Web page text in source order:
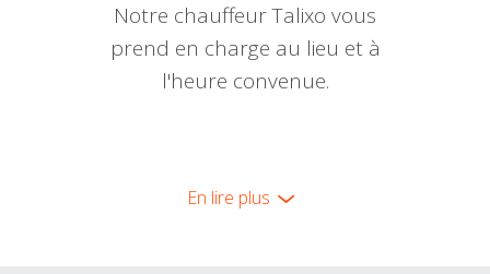
Notre chauffeur Talixo vous
prend en charge au lieu et à
l'heure convenue.
En lire plus